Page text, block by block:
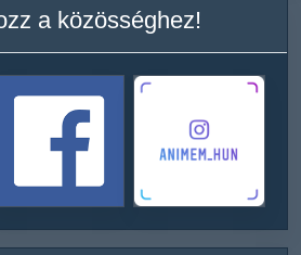
a közösséghez!